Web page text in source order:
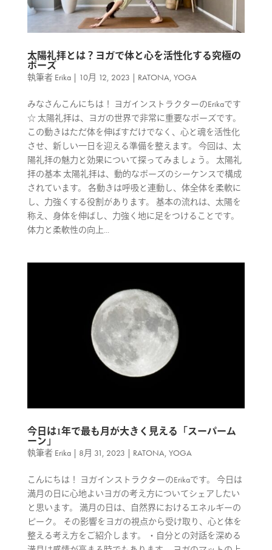
太陽礼拝とは？ヨガで体と心を活性化する究極の
ポーズ
執筆者 Erika| 10月 12, 2023 | RATONA, YOGA
みなさんこんにちは！ ヨガインストラクターのErikaです
☆ 太陽礼拝は、ヨガの世界で非常に重要なポーズです。
この動きはただ体を伸ばすだけでなく、心と魂を活性化
させ、新しい一日を迎える準備を整えます。 今回は、太
陽礼拝の魅力と効果について探ってみましょう。 太陽礼
拝の基本 太陽礼拝は、動的なポーズのシーケンスで構成
されています。 各動きは呼吸と連動し、体全体を柔軟に
し、力強くする役割があります。 基本の流れは、太陽を
称え、身体を伸ばし、力強く地に足をつけることです。
体力と柔軟性の向上...
今日は1年で最も月が大きく見える「スーパーム
ーン」
執筆者 Erika| 8月 31, 2023 | RATONA, YOGA
こんにちは！ ヨガインストラクターのErikaです。 今日は
満月の日に心地よいヨガの考え方についてシェアしたい
と思います。 満月の日は、自然界におけるエネルギーの
ピーク。 その影響をヨガの視点から受け取り、心と体を
整える考え方をご紹介します。 ・自分との対話を深める